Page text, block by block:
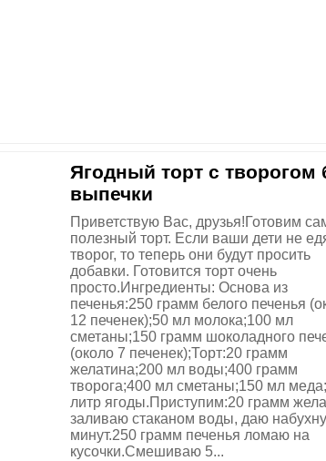
Ягодный торт с творогом
выпечки
Приветствую Вас, друзья!Готовим
полезный торт. Если ваши дети не
творог, то теперь они будут просить
добавки. Готовится торт очень
просто.Ингредиенты: Основа из
печенья:250 грамм белого печенья
12 печенек);50 мл молока;100 мл
сметаны;150 грамм шоколадного
(около 7 печенек);Торт:20 грамм
желатина;200 мл воды;400 грамм
творога;400 мл сметаны;150 мл
литр ягоды.Приступим:20 грамм
заливаю стаканом воды, даю
минут.250 грамм печенья ломаю на
кусочки.Смешиваю 5...